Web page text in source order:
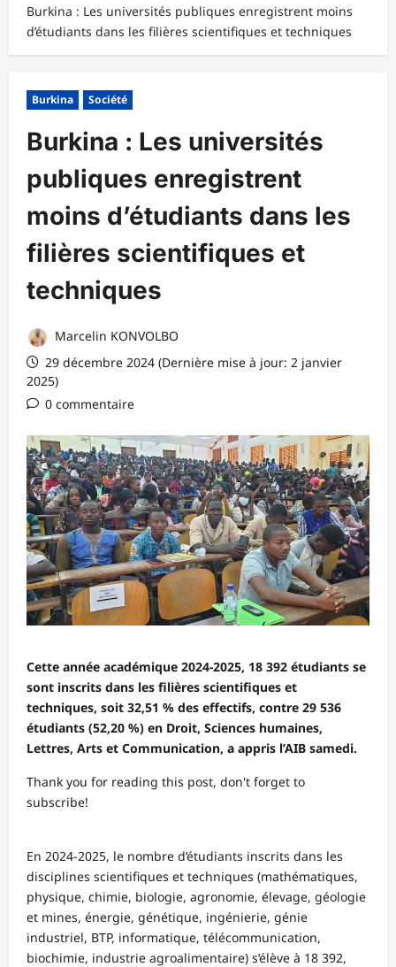
Burkina : Les universités publiques enregistrent moins
d’étudiants dans les filières scientifiques et techniques
Burkina Société
Burkina : Les universités
publiques enregistrent
moins d’étudiants dans les
filières scientifiques et
techniques
Marcelin KONVOLBO
29 décembre 2024 (Dernière mise à jour: 2 janvier
2025)
0 commentaire
Cette année académique 2024-2025, 18 392 étudiants se
sont inscrits dans les filières scientifiques et
techniques, soit 32,51 % des effectifs, contre 29 536
étudiants (52,20 %) en Droit, Sciences humaines,
Lettres, Arts et Communication, a appris l’AIB samedi.
Thank you for reading this post, don't forget to
subscribe!
En 2024-2025, le nombre d’étudiants inscrits dans les
disciplines scientifiques et techniques (mathématiques,
physique, chimie, biologie, agronomie, élevage, géologie
et mines, énergie, génétique, ingénierie, génie
industriel, BTP, informatique, télécommunication,
biochimie, industrie agroalimentaire) s’élève à 18 392,